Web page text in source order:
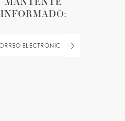
INFORMADO: